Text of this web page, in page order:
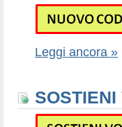
Leggi ancora »